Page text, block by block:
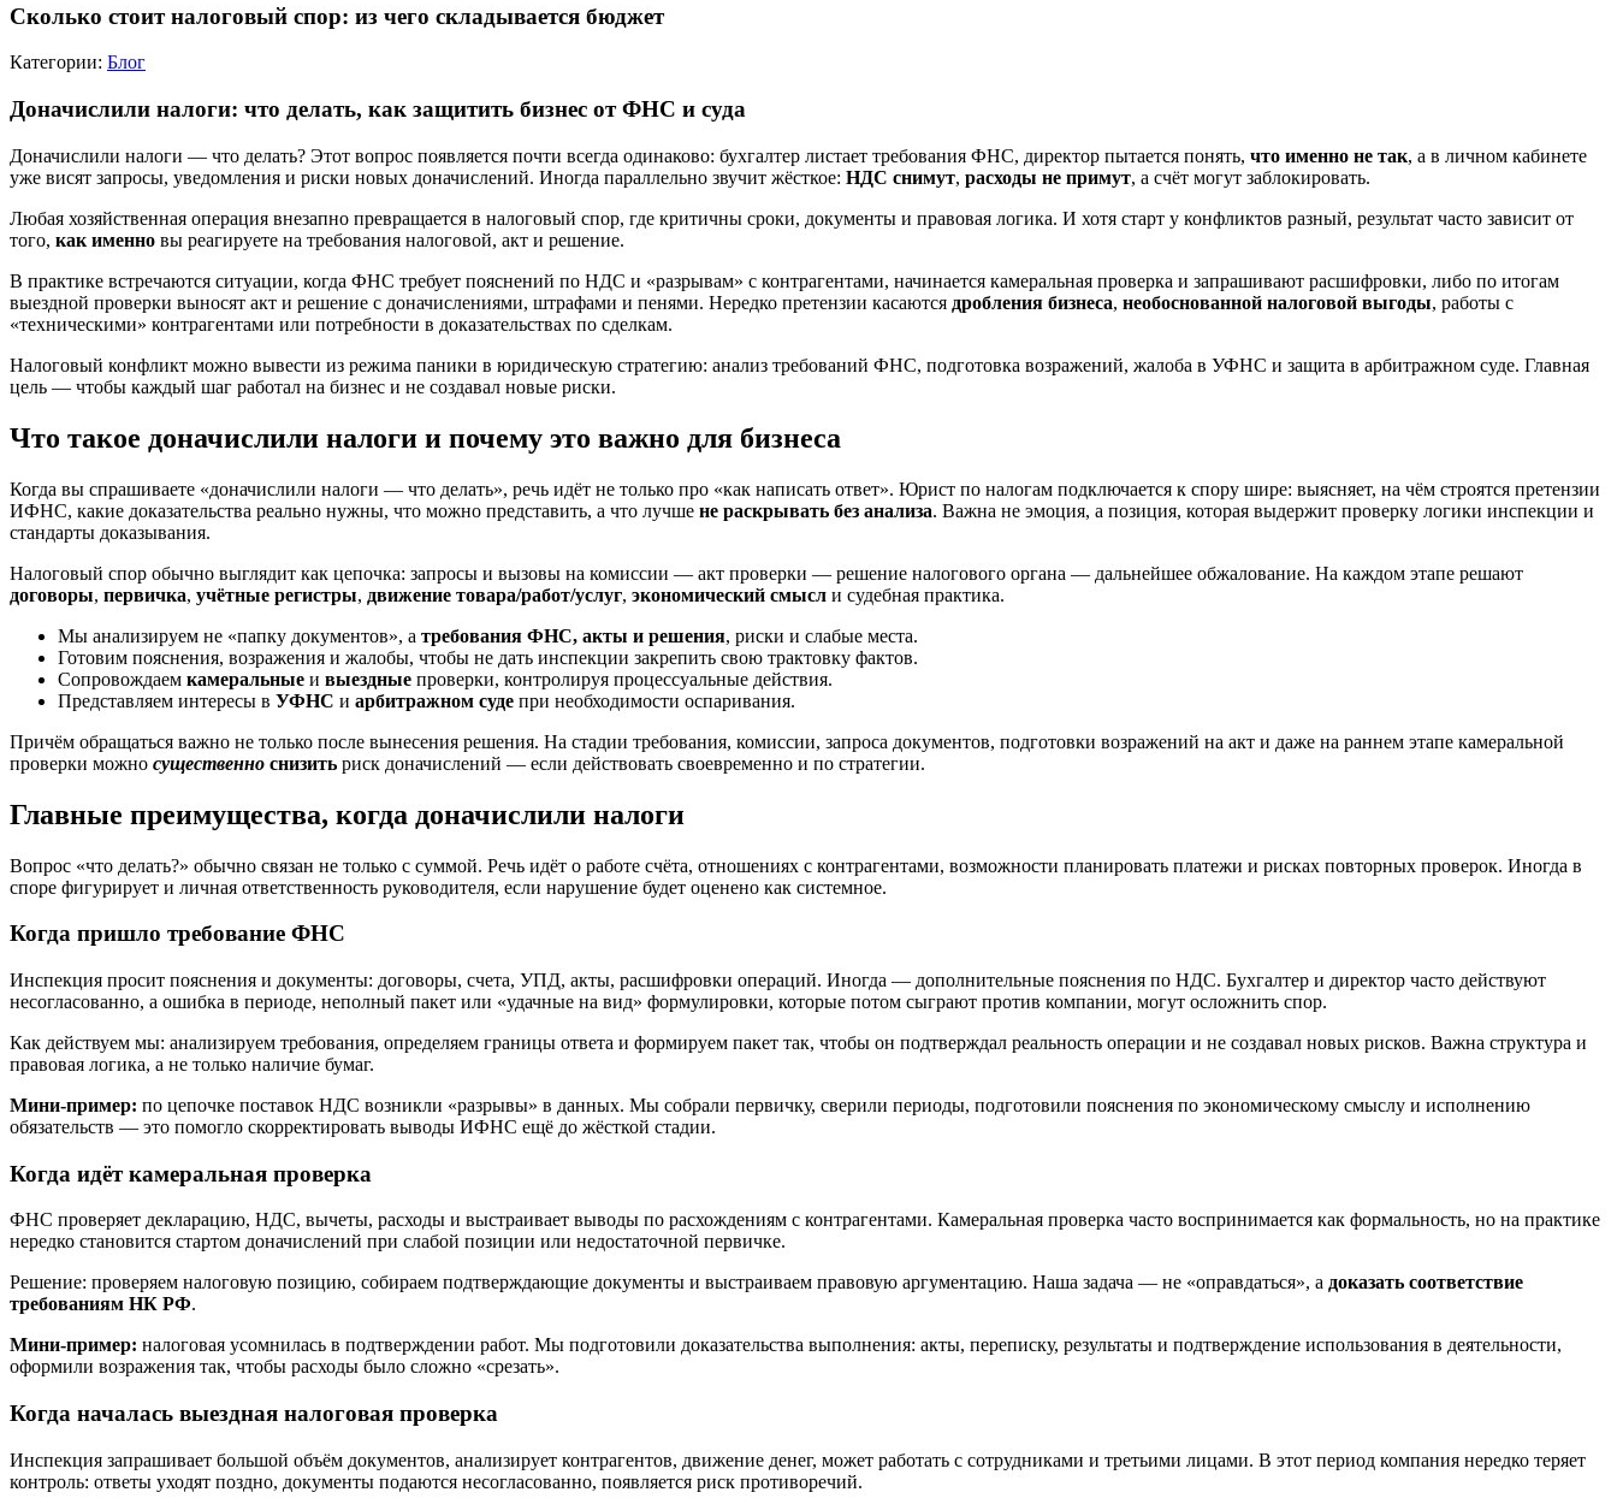
Сколько стоит налоговый спор: из чего складывается бюджет
Категории: Блог
Доначислили налоги: что делать, как защитить бизнес от ФНС и суда
Доначислили налоги — что делать? Этот вопрос появляется почти всегда одинаково: бухгалтер листает требования ФНС, директор пытается понять, что именно не так, а в личном кабинете
уже висят запросы, уведомления и риски новых доначислений. Иногда параллельно звучит жёсткое: НДС снимут, расходы не примут, а счёт могут заблокировать.
Любая хозяйственная операция внезапно превращается в налоговый спор, где критичны сроки, документы и правовая логика. И хотя старт у конфликтов разный, результат часто зависит от
того, как именно вы реагируете на требования налоговой, акт и решение.
В практике встречаются ситуации, когда ФНС требует пояснений по НДС и «разрывам» с контрагентами, начинается камеральная проверка и запрашивают расшифровки, либо по итогам
выездной проверки выносят акт и решение с доначислениями, штрафами и пенями. Нередко претензии касаются дробления бизнеса, необоснованной налоговой выгоды, работы с
«техническими» контрагентами или потребности в доказательствах по сделкам.
Налоговый конфликт можно вывести из режима паники в юридическую стратегию: анализ требований ФНС, подготовка возражений, жалоба в УФНС и защита в арбитражном суде. Главная
цель — чтобы каждый шаг работал на бизнес и не создавал новые риски.
Что такое доначислили налоги и почему это важно для бизнеса
Когда вы спрашиваете «доначислили налоги — что делать», речь идёт не только про «как написать ответ». Юрист по налогам подключается к спору шире: выясняет, на чём строятся претензии
ИФНС, какие доказательства реально нужны, что можно представить, а что лучше не раскрывать без анализа. Важна не эмоция, а позиция, которая выдержит проверку логики инспекции и
стандарты доказывания.
Налоговый спор обычно выглядит как цепочка: запросы и вызовы на комиссии — акт проверки — решение налогового органа — дальнейшее обжалование. На каждом этапе решают
договоры, первичка, учётные регистры, движение товара/работ/услуг, экономический смысл и судебная практика.
Мы анализируем не «папку документов», а требования ФНС, акты и решения, риски и слабые места.
Готовим пояснения, возражения и жалобы, чтобы не дать инспекции закрепить свою трактовку фактов.
Сопровождаем камеральные и выездные проверки, контролируя процессуальные действия.
Представляем интересы в УФНС и арбитражном суде при необходимости оспаривания.
Причём обращаться важно не только после вынесения решения. На стадии требования, комиссии, запроса документов, подготовки возражений на акт и даже на раннем этапе камеральной
проверки можно существенно снизить риск доначислений — если действовать своевременно и по стратегии.
Главные преимущества, когда доначислили налоги
Вопрос «что делать?» обычно связан не только с суммой. Речь идёт о работе счёта, отношениях с контрагентами, возможности планировать платежи и рисках повторных проверок. Иногда в
споре фигурирует и личная ответственность руководителя, если нарушение будет оценено как системное.
Когда пришло требование ФНС
Инспекция просит пояснения и документы: договоры, счета, УПД, акты, расшифровки операций. Иногда — дополнительные пояснения по НДС. Бухгалтер и директор часто действуют
несогласованно, а ошибка в периоде, неполный пакет или «удачные на вид» формулировки, которые потом сыграют против компании, могут осложнить спор.
Как действуем мы: анализируем требования, определяем границы ответа и формируем пакет так, чтобы он подтверждал реальность операции и не создавал новых рисков. Важна структура и
правовая логика, а не только наличие бумаг.
Мини-пример: по цепочке поставок НДС возникли «разрывы» в данных. Мы собрали первичку, сверили периоды, подготовили пояснения по экономическому смыслу и исполнению
обязательств — это помогло скорректировать выводы ИФНС ещё до жёсткой стадии.
Когда идёт камеральная проверка
ФНС проверяет декларацию, НДС, вычеты, расходы и выстраивает выводы по расхождениям с контрагентами. Камеральная проверка часто воспринимается как формальность, но на практике
нередко становится стартом доначислений при слабой позиции или недостаточной первичке.
Решение: проверяем налоговую позицию, собираем подтверждающие документы и выстраиваем правовую аргументацию. Наша задача — не «оправдаться», а доказать соответствие
требованиям НК РФ.
Мини-пример: налоговая усомнилась в подтверждении работ. Мы подготовили доказательства выполнения: акты, переписку, результаты и подтверждение использования в деятельности,
оформили возражения так, чтобы расходы было сложно «срезать».
Когда началась выездная налоговая проверка
Инспекция запрашивает большой объём документов, анализирует контрагентов, движение денег, может работать с сотрудниками и третьими лицами. В этот период компания нередко теряет
контроль: ответы уходят поздно, документы подаются несогласованно, появляется риск противоречий.